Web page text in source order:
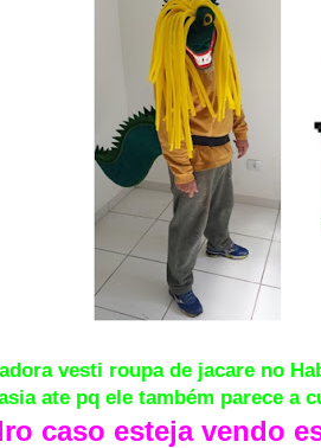
vesti roupa de jacare no
ate pq ele também parece a
caso esteja vendo